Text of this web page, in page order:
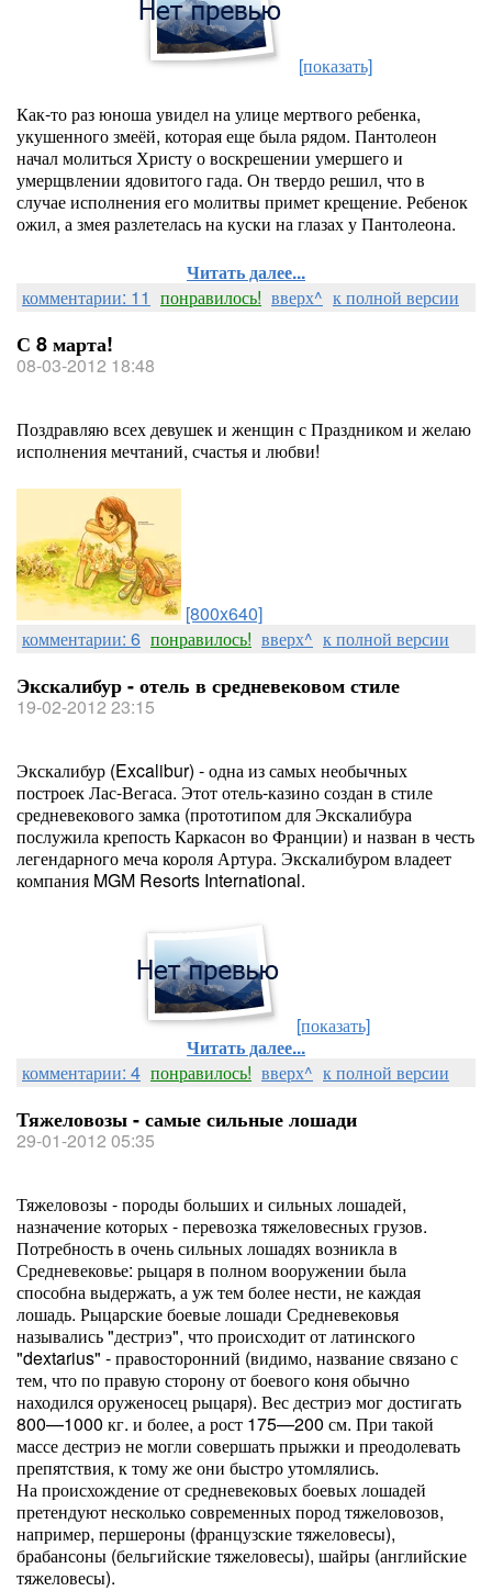
[показать]
Как-то раз юноша увидел на улице мертвого ребенка,
укушенного змеёй, которая еще была рядом. Пантолеон
начал молиться Христу о воскрешении умершего и
умерщвлении ядовитого гада. Он твердо решил, что в
случае исполнения его молитвы примет крещение. Ребенок
ожил, а змея разлетелась на куски на глазах у Пантолеона.
Читать далее...
комментарии: 11 понравилось! вверх^ к полной версии
С 8 марта!
08-03-2012 18:48
Поздравляю всех девушек и женщин с Праздником и желаю
исполнения мечтаний, счастья и любви!
[800x640]
комментарии: 6 понравилось! вверх^ к полной версии
Экскалибур - отель в средневековом стиле
19-02-2012 23:15
Экскалибур (Excalibur) - одна из самых необычных
построек Лас-Вегаса. Этот отель-казино создан в стиле
средневекового замка (прототипом для Экскалибура
послужила крепость Каркасон во Франции) и назван в честь
легендарного меча короля Артура. Экскалибуром владеет
компания MGM Resorts International.
[показать]
Читать далее...
комментарии: 4 понравилось! вверх^ к полной версии
Тяжеловозы - самые сильные лошади
29-01-2012 05:35
Тяжеловозы - породы больших и сильных лошадей,
назначение которых - перевозка тяжеловесных грузов.
Потребность в очень сильных лошадях возникла в
Средневековье: рыцаря в полном вооружении была
способна выдержать, а уж тем более нести, не каждая
лошадь. Рыцарские боевые лошади Средневековья
назывались "дестриэ", что происходит от латинского
"dextarius" - правосторонний (видимо, название связано с
тем, что по правую сторону от боевого коня обычно
находился оруженосец рыцаря). Вес дестриэ мог достигать
800—1000 кг. и более, а рост 175—200 см. При такой
массе дестриэ не могли совершать прыжки и преодолевать
препятствия, к тому же они быстро утомлялись.
На происхождение от средневековых боевых лошадей
претендуют несколько современных пород тяжеловозов,
например, першероны (французские тяжеловесы),
брабансоны (бельгийские тяжеловесы), шайры (английские
тяжеловесы).